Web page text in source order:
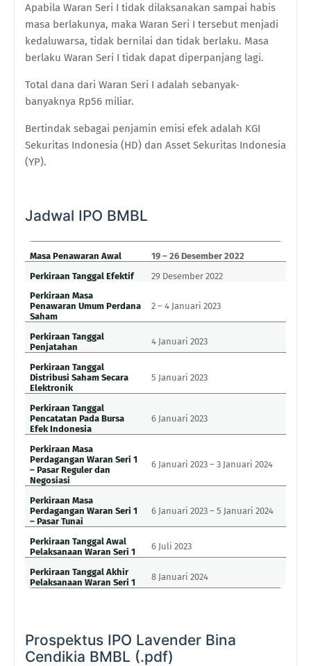
Apabila Waran Seri I tidak dilaksanakan sampai habis
masa berlakunya, maka Waran Seri I tersebut menjadi
kedaluwarsa, tidak bernilai dan tidak berlaku. Masa
berlaku Waran Seri I tidak dapat diperpanjang lagi.
Total dana dari Waran Seri I adalah sebanyak-
banyaknya Rp56 miliar.
Bertindak sebagai penjamin emisi efek adalah KGI
Sekuritas Indonesia (HD) dan Asset Sekuritas Indonesia
(YP).
Jadwal IPO BMBL
Masa Penawaran Awal
19 – 26 Desember 2022
Perkiraan Tanggal Efektif
29 Desember 2022
Perkiraan Masa
Penawaran Umum Perdana
Saham
2 – 4 Januari 2023
Perkiraan Tanggal
Penjatahan
4 Januari 2023
Perkiraan Tanggal
Distribusi Saham Secara
Elektronik
5 Januari 2023
Perkiraan Tanggal
Pencatatan Pada Bursa
Efek Indonesia
6 Januari 2023
Perkiraan Masa
Perdagangan Waran Seri 1
– Pasar Reguler dan
Negosiasi
6 Januari 2023 – 3 Januari 2024
Perkiraan Masa
Perdagangan Waran Seri 1
– Pasar Tunai
6 Januari 2023 – 5 Januari 2024
Perkiraan Tanggal Awal
Pelaksanaan Waran Seri 1
6 Juli 2023
Perkiraan Tanggal Akhir
Pelaksanaan Waran Seri 1
8 Januari 2024
Prospektus IPO Lavender Bina
Cendikia BMBL (.pdf)